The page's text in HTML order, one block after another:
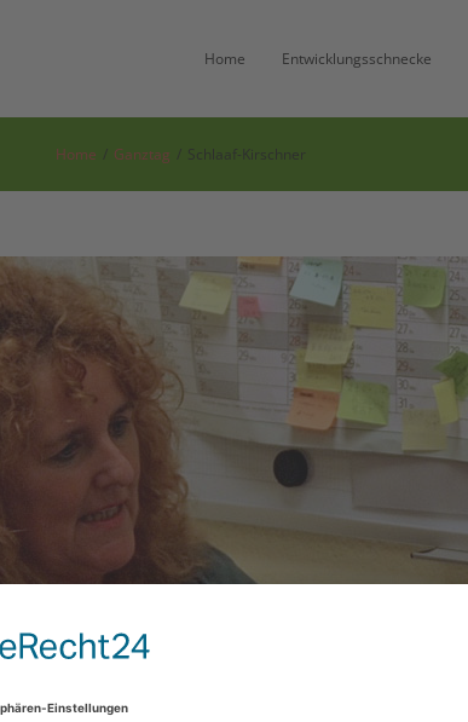
Home Entwicklungsschnecke
Home / Ganztag / Schlaaf-Kirschner